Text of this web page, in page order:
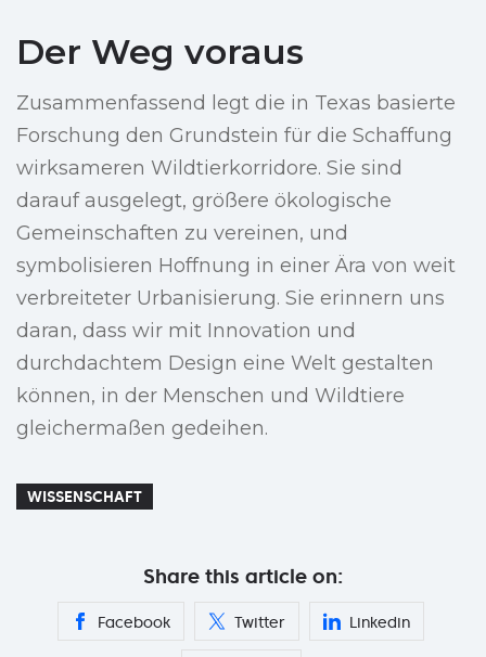
Der Weg voraus
Zusammenfassend legt die in Texas basierte
Forschung den Grundstein für die Schaffung
wirksameren Wildtierkorridore. Sie sind
darauf ausgelegt, größere ökologische
Gemeinschaften zu vereinen, und
symbolisieren Hoffnung in einer Ära von weit
verbreiteter Urbanisierung. Sie erinnern uns
daran, dass wir mit Innovation und
durchdachtem Design eine Welt gestalten
können, in der Menschen und Wildtiere
gleichermaßen gedeihen.
WISSENSCHAFT
Share this article on:
Facebook Twitter Linkedin